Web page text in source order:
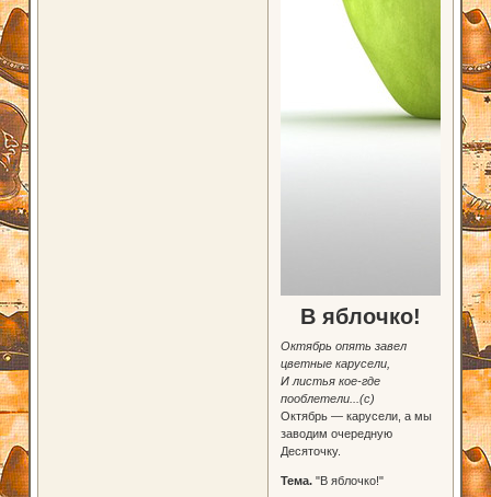
В яблочко!
Октябрь опять завел
цветные карусели,
И листья кое-где
пооблетели...(с)
Октябрь — карусели, а мы
заводим очередную
Десяточку.
Тема."В яблочко!"